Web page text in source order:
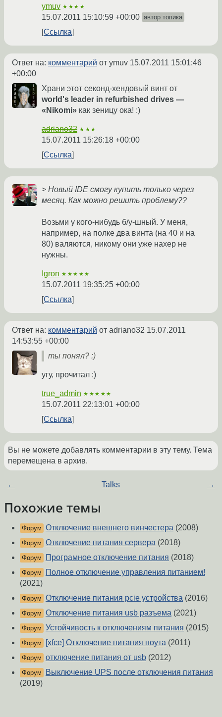
ymuv ★★★★
15.07.2011 15:10:59 +00:00 автор топика
Ссылка
Ответ на: комментарий от ymuv 15.07.2011 15:01:46
+00:00
Храни этот секонд-хендовый винт от
world's leader in refurbished drives —
«Nikomi» как зеницу ока! :)
adriano32 ★★★
15.07.2011 15:26:18 +00:00
Ссылка
> Новый IDE смогу купить только через
месяц. Как можно решить проблему??
Возьми у кого-нибудь б/у-шный. У меня,
например, на полке два винта (на 40 и на
80) валяются, никому они уже нахер не
нужны.
Igron ★★★★★
15.07.2011 19:35:25 +00:00
Ссылка
Ответ на: комментарий от adriano32 15.07.2011
14:53:55 +00:00
ты понял? :)
угу, прочитал :)
true_admin ★★★★★
15.07.2011 22:13:01 +00:00
Ссылка
Вы не можете добавлять комментарии в эту тему. Тема
перемещена в архив.
← Talks →
Похожие темы
Форум Отключение внешнего винчестера (2008)
Форум Отключение питания сервера (2018)
Форум Програмное отключение питания (2018)
Форум
Полное отключение управления питанием!
(2021)
Форум Отключение питания pcie устройства (2016)
Форум Отключение питания usb разъема (2021)
Форум Устойчивость к отключениям питания (2015)
Форум [xfce] Отключение питания ноута (2011)
Форум отключение питания от usb (2012)
Форум
Выключение UPS после отключения питания
(2019)